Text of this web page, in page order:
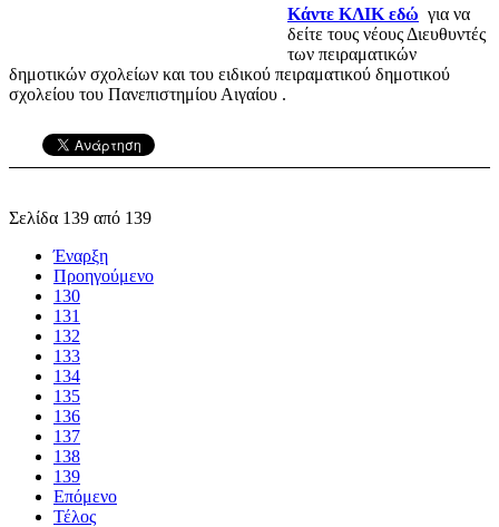
Κάντε ΚΛΙΚ εδώ για να
δείτε τους νέους Διευθυντές
των πειραματικών
δημοτικών σχολείων και του ειδικού πειραματικού δημοτικού
σχολείου του Πανεπιστημίου Αιγαίου .
Σελίδα 139 από 139
Έναρξη
Προηγούμενο
130
131
132
133
134
135
136
137
138
139
Επόμενο
Τέλος